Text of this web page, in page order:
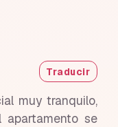
Traducir
muy tranquilo,
apartamento se